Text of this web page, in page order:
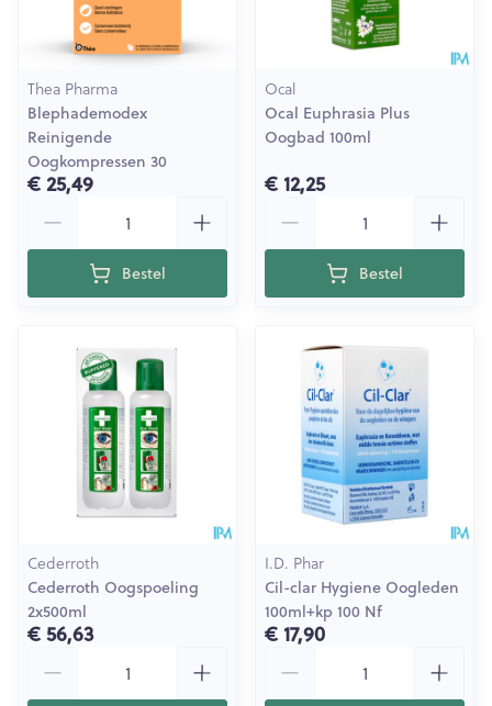
Thea Pharma
Blephademodex
Reinigende
Oogkompressen 30
€ 25,49
Bestel
Ocal
Ocal Euphrasia Plus
Oogbad 100ml
€ 12,25
Bestel
Cederroth
Cederroth Oogspoeling
2x500ml
€ 56,63
I.D. Phar
Cil-clar Hygiene Oogleden
100ml+kp 100 Nf
€ 17,90